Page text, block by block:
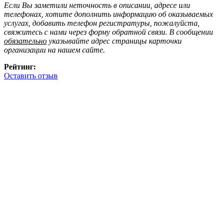
Если Вы заметили неточность в описании, адресе или
телефонах, хотите дополнить информацию об оказываемых
услугах, добавить телефон регистратуры, пожалуйста,
свяжитесь с нами через форму обратной связи. В сообщении
обязательно указывайте адрес страницы карточки
организации на нашем сайте.
Рейтинг:
Оставить отзыв